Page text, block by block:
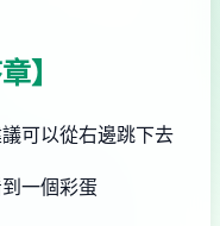
】
可以從右邊跳下去
一個彩蛋